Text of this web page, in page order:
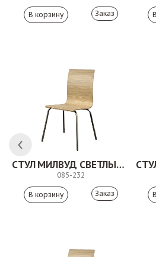
Заказ
СТУЛ МИЛВУД СВЕТЛЫЙ ШЕЛК
085-232
Заказ